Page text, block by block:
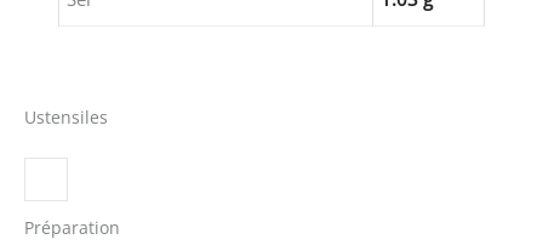
Ustensiles
Préparation